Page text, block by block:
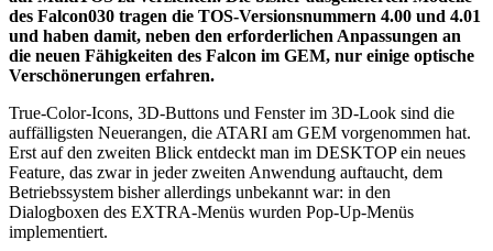
des Falcon030 tragen die TOS-Versionsnummern 4.00 und 4.01
und haben damit, neben den erforderlichen Anpassungen an
die neuen Fähigkeiten des Falcon im GEM, nur einige optische
Verschönerungen erfahren.
True-Color-Icons, 3D-Buttons und Fenster im 3D-Look sind die
auffälligsten Neuerangen, die ATARI am GEM vorgenommen hat.
Erst auf den zweiten Blick entdeckt man im DESKTOP ein neues
Feature, das zwar in jeder zweiten Anwendung auftaucht, dem
Betriebssystem bisher allerdings unbekannt war: in den
Dialogboxen des EXTRA-Menüs wurden Pop-Up-Menüs
implementiert.